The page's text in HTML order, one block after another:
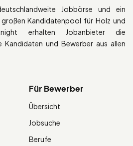
Jobbörse und ein
Kandidatenpool für Holz und
erhalten Jobanbieter die
Kandidaten und Bewerber aus allen
Für Bewerber
Übersicht
Jobsuche
Berufe